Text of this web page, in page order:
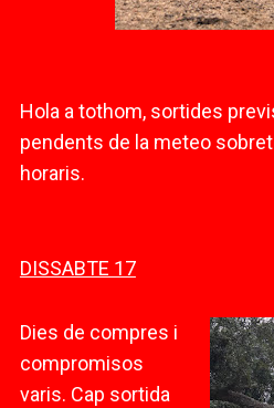
Hola a tothom, sortides
pendents de la meteo
horaris.
DISSABTE 17
Dies de compres i
compromisos
varis. Cap sortida